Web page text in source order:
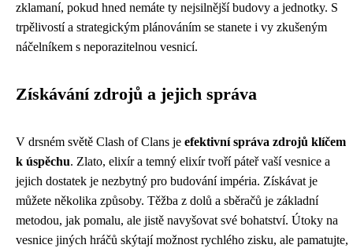
zklamaní, pokud hned nemáte ty nejsilnější budovy a jednotky. S
trpělivostí a strategickým plánováním se stanete i vy zkušeným
náčelníkem s neporazitelnou vesnicí.
Získávání zdrojů a jejich správa
V drsném světě Clash of Clans je efektivní správa zdrojů klíčem
k úspěchu. Zlato, elixír a temný elixír tvoří páteř vaší vesnice a
jejich dostatek je nezbytný pro budování impéria. Získávat je
můžete několika způsoby. Těžba z dolů a sběračů je základní
metodou, jak pomalu, ale jistě navyšovat své bohatství. Útoky na
vesnice jiných hráčů skýtají možnost rychlého zisku, ale pamatujte,